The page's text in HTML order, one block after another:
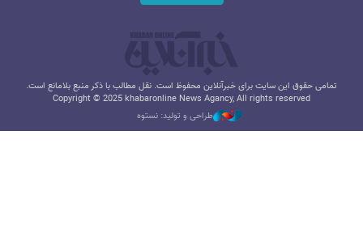
تمامی حقوق این سایت برای خبرآنلاین محفوظ است. نقل مطالب با ذکر منبع بلامانع است.
Copyright © 2025 khabaronline News Agancy, All rights reserved
طراحی و تولید: نستوه